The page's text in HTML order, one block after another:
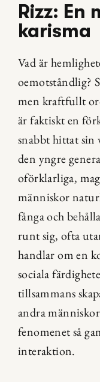
Rizz: En
karisma
Vad är
oemotståndlig?
men kraftfullt
är faktiskt en
snabbt hittat sin
den yngre
oförklarliga,
människor
fånga och
runt sig, ofta
handlar om en
sociala
tillsammans
andra
fenomenet så
interaktion.